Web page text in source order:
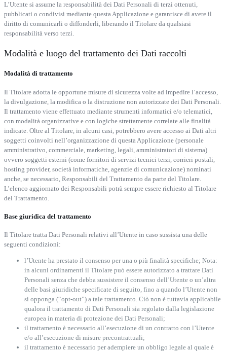
L’Utente si assume la responsabilità dei Dati Personali di terzi ottenuti,
pubblicati o condivisi mediante questa Applicazione e garantisce di avere il
diritto di comunicarli o diffonderli, liberando il Titolare da qualsiasi
responsabilità verso terzi.
Modalità e luogo del trattamento dei Dati raccolti
Modalità di trattamento
Il Titolare adotta le opportune misure di sicurezza volte ad impedire l’accesso,
la divulgazione, la modifica o la distruzione non autorizzate dei Dati Personali.
Il trattamento viene effettuato mediante strumenti informatici e/o telematici,
con modalità organizzative e con logiche strettamente correlate alle finalità
indicate. Oltre al Titolare, in alcuni casi, potrebbero avere accesso ai Dati altri
soggetti coinvolti nell’organizzazione di questa Applicazione (personale
amministrativo, commerciale, marketing, legali, amministratori di sistema)
ovvero soggetti esterni (come fornitori di servizi tecnici terzi, corrieri postali,
hosting provider, società informatiche, agenzie di comunicazione) nominati
anche, se necessario, Responsabili del Trattamento da parte del Titolare.
L’elenco aggiornato dei Responsabili potrà sempre essere richiesto al Titolare
del Trattamento.
Base giuridica del trattamento
Il Titolare tratta Dati Personali relativi all’Utente in caso sussista una delle
seguenti condizioni:
l’Utente ha prestato il consenso per una o più finalità specifiche; Nota:
in alcuni ordinamenti il Titolare può essere autorizzato a trattare Dati
Personali senza che debba sussistere il consenso dell’Utente o un’altra
delle basi giuridiche specificate di seguito, fino a quando l’Utente non
si opponga (“opt-out”) a tale trattamento. Ciò non è tuttavia applicabile
qualora il trattamento di Dati Personali sia regolato dalla legislazione
europea in materia di protezione dei Dati Personali;
il trattamento è necessario all’esecuzione di un contratto con l’Utente
e/o all’esecuzione di misure precontrattuali;
il trattamento è necessario per adempiere un obbligo legale al quale è